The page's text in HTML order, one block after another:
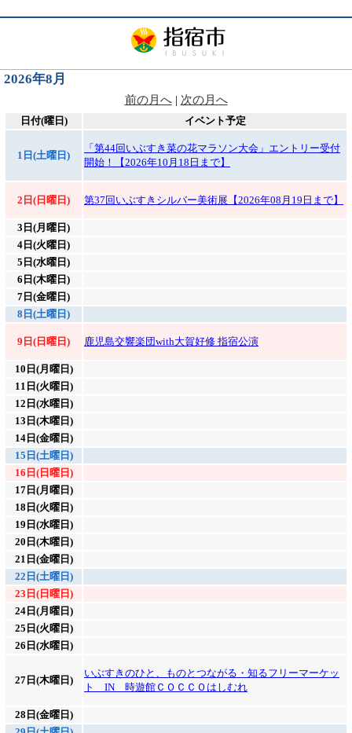
2026年8月
前の月へ| 次の月へ
日付(曜日) イベント予定
1日(土曜日)
「第44回いぶすき菜の花マラソン大会」エントリー受付
開始！【2026年10月18日まで】
2日(日曜日) 第37回いぶすきシルバー美術展【2026年08月19日まで】
3日(月曜日)
4日(火曜日)
5日(水曜日)
6日(木曜日)
7日(金曜日)
8日(土曜日)
9日(日曜日) 鹿児島交響楽団with大賀好修 指宿公演
10日(月曜日)
11日(火曜日)
12日(水曜日)
13日(木曜日)
14日(金曜日)
15日(土曜日)
16日(日曜日)
17日(月曜日)
18日(火曜日)
19日(水曜日)
20日(木曜日)
21日(金曜日)
22日(土曜日)
23日(日曜日)
24日(月曜日)
25日(火曜日)
26日(水曜日)
27日(木曜日)
いぶすきのひと、ものとつながる・知るフリーマーケッ
ト IN 時遊館ＣＯＣＣＯはしむれ
28日(金曜日)